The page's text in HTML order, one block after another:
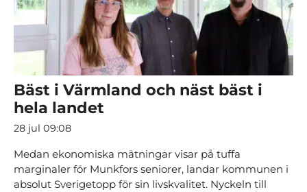
Bäst i Värmland och näst bäst i
hela landet
28 jul 09:08
Medan ekonomiska mätningar visar på tuffa
marginaler för Munkfors seniorer, landar kommunen i
absolut Sverigetopp för sin livskvalitet. Nyckeln till